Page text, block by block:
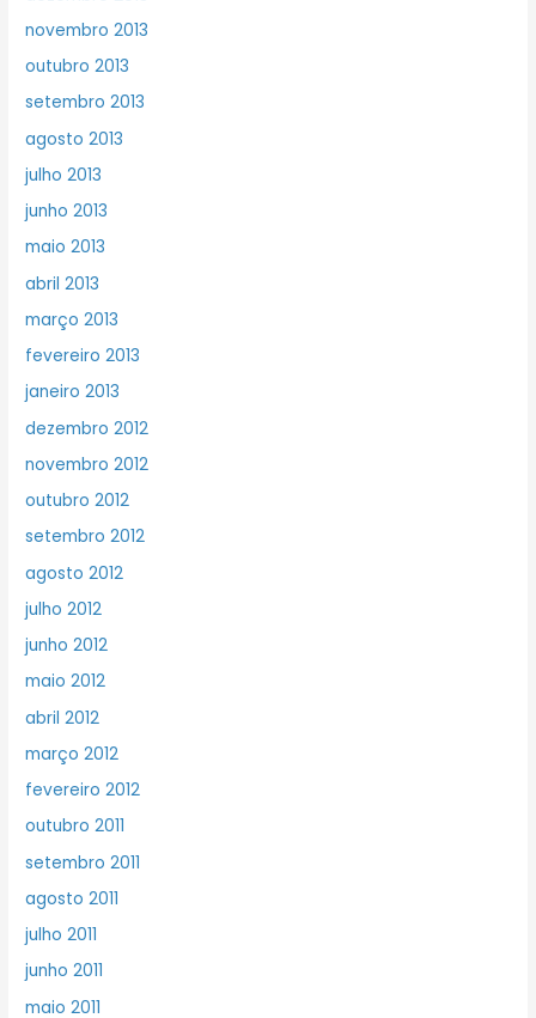
novembro 2013
outubro 2013
setembro 2013
agosto 2013
julho 2013
junho 2013
maio 2013
abril 2013
março 2013
fevereiro 2013
janeiro 2013
dezembro 2012
novembro 2012
outubro 2012
setembro 2012
agosto 2012
julho 2012
junho 2012
maio 2012
abril 2012
março 2012
fevereiro 2012
outubro 2011
setembro 2011
agosto 2011
julho 2011
junho 2011
maio 2011